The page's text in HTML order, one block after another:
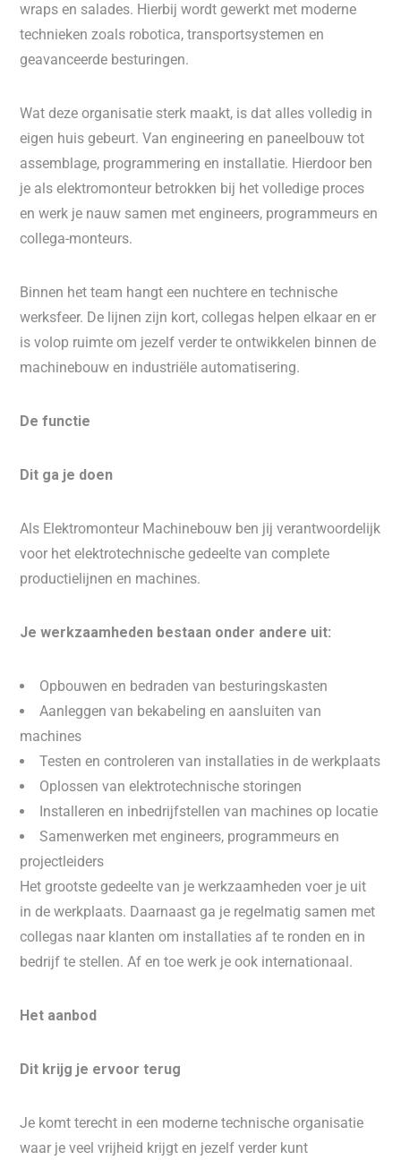
wraps en salades. Hierbij wordt gewerkt met moderne
technieken zoals robotica, transportsystemen en
geavanceerde besturingen.
Wat deze organisatie sterk maakt, is dat alles volledig in
eigen huis gebeurt. Van engineering en paneelbouw tot
assemblage, programmering en installatie. Hierdoor ben
je als elektromonteur betrokken bij het volledige proces
en werk je nauw samen met engineers, programmeurs en
collega-monteurs.
Binnen het team hangt een nuchtere en technische
werksfeer. De lijnen zijn kort, collegas helpen elkaar en er
is volop ruimte om jezelf verder te ontwikkelen binnen de
machinebouw en industriële automatisering.
De functie
Dit ga je doen
Als Elektromonteur Machinebouw ben jij verantwoordelijk
voor het elektrotechnische gedeelte van complete
productielijnen en machines.
Je werkzaamheden bestaan onder andere uit:
Opbouwen en bedraden van besturingskasten
Aanleggen van bekabeling en aansluiten van
machines
Testen en controleren van installaties in de werkplaats
Oplossen van elektrotechnische storingen
Installeren en inbedrijfstellen van machines op locatie
Samenwerken met engineers, programmeurs en
projectleiders
Het grootste gedeelte van je werkzaamheden voer je uit
in de werkplaats. Daarnaast ga je regelmatig samen met
collegas naar klanten om installaties af te ronden en in
bedrijf te stellen. Af en toe werk je ook internationaal.
Het aanbod
Dit krijg je ervoor terug
Je komt terecht in een moderne technische organisatie
waar je veel vrijheid krijgt en jezelf verder kunt